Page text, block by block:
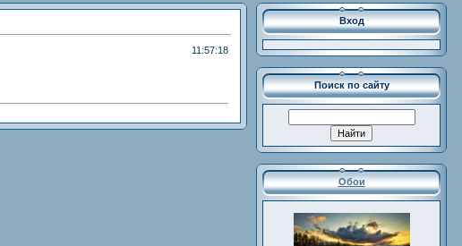
11:57:18
Вход
Поиск по сайту
Обои